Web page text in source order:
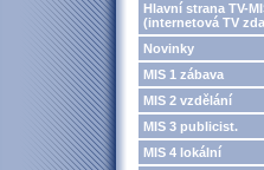
Hlavní strana TV-
(internetová TV
Novinky
MIS 1 zábava
MIS 2 vzdělání
MIS 3 publicist.
MIS 4 lokální